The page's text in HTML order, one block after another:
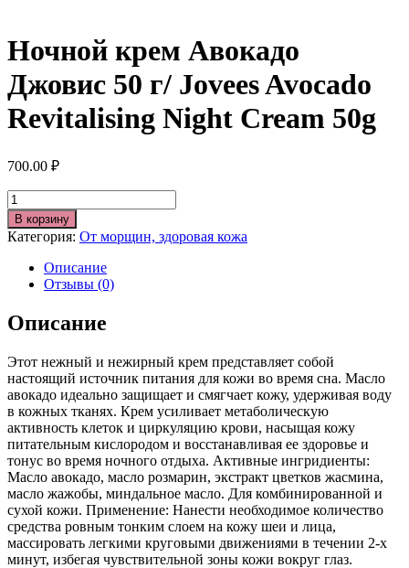
Ночной крем Авокадо
Джовис 50 г/ Jovees Avocado
Revitalising Night Cream 50g
700.00 ₽
Количество
В корзину
Категория: От морщин, здоровая кожа
Описание
Отзывы (0)
Описание
Этот нежный и нежирный крем представляет собой
настоящий источник питания для кожи во время сна. Масло
авокадо идеально защищает и смягчает кожу, удерживая воду
в кожных тканях. Крем усиливает метаболическую
активность клеток и циркуляцию крови, насыщая кожу
питательным кислородом и восстанавливая ее здоровье и
тонус во время ночного отдыха. Активные ингридиенты:
Масло авокадо, масло розмарин, экстракт цветков жасмина,
масло жажобы, миндальное масло. Для комбинированной и
сухой кожи. Применение: Нанести необходимое количество
средства ровным тонким слоем на кожу шеи и лица,
массировать легкими круговыми движениями в течении 2-х
минут, избегая чувствительной зоны кожи вокруг глаз.